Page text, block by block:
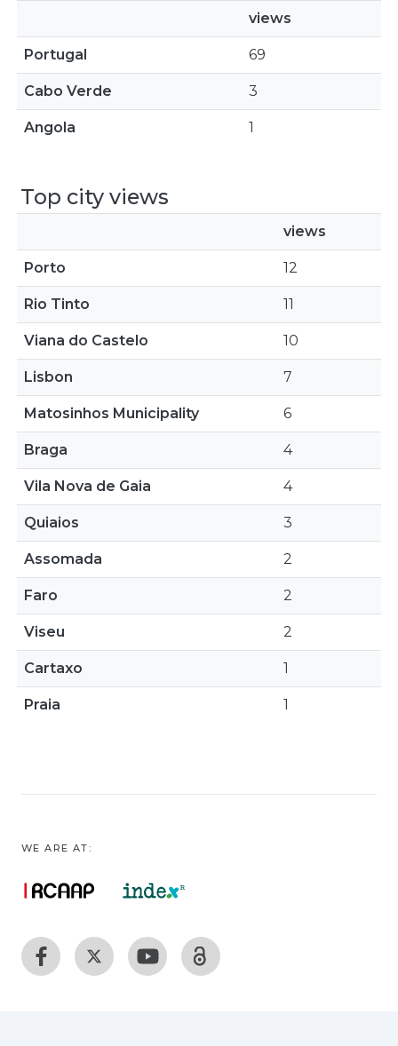
views
Portugal 69
Cabo Verde 3
Angola 1
Top city views
views
Porto 12
Rio Tinto 11
Viana do Castelo 10
Lisbon 7
Matosinhos Municipality 6
Braga 4
Vila Nova de Gaia 4
Quiaios 3
Assomada 2
Faro 2
Viseu 2
Cartaxo 1
Praia 1
WE ARE AT: